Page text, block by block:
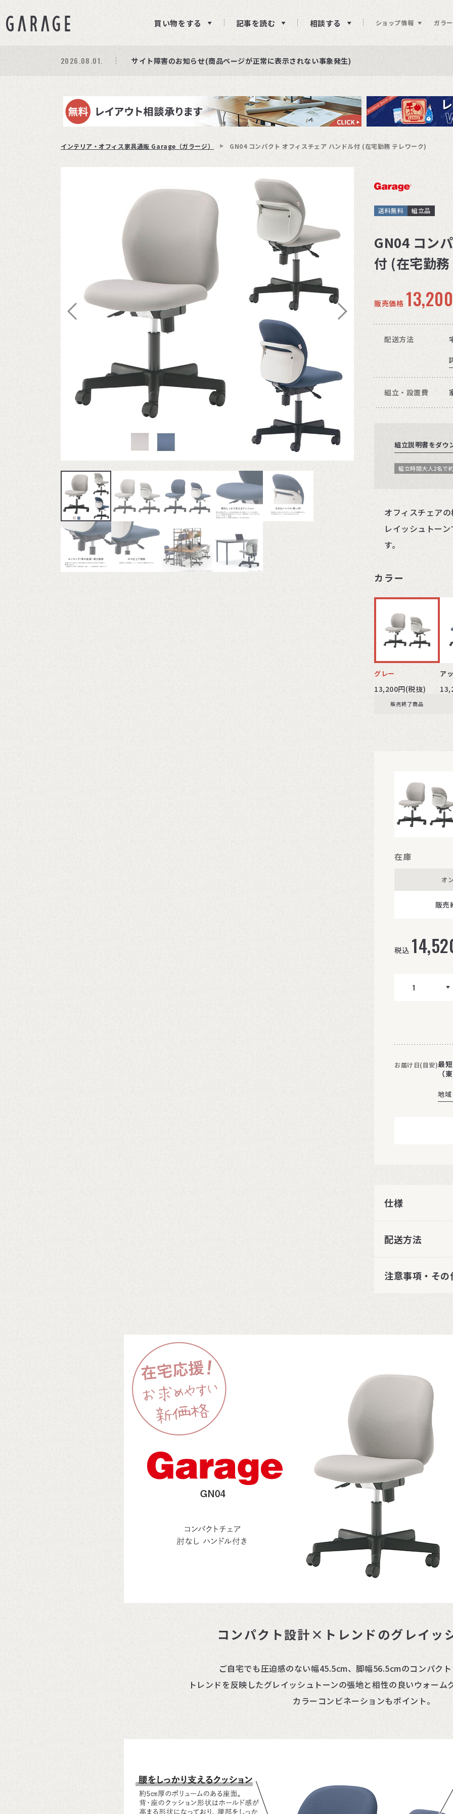
買い物をする 記事を読む 相談する ショップ情報 ガラ
期間限定プレゼント│レビュー投稿をお待ちしております
商品ページ障害復旧のお知らせ
2026.08.01. サイト障害のお知らせ(商品ページが正常に表示されない事象発生)
インテリア・オフィス家具通販 Garage（ガラージ） GN04 コンパクト オフィスチェア ハンドル付 (在宅勤務 テレワーク)
送料無料 組立品
GN04 コン
付 (在宅勤
販売価格 13,200
配送方法
組立・設置費
組立説明書をダウ
組立時間大人2名で
オフィスチェア
レイッシュトー
す。
カラー
グレー
13,200円(税抜)
販売終了商品
ア
在庫
オ
販売
税込
お届け日(目安)最
（
地
仕様
配送方法
注意事項・その
コンパクト設計×トレンドのグレイッ
ご自宅でも圧迫感のない幅45.5cm、脚幅56.5cmのコンパク
トレンドを反映したグレイッシュトーンの張地と相性の良いウォーム
カラーコンビネーションもポイント。